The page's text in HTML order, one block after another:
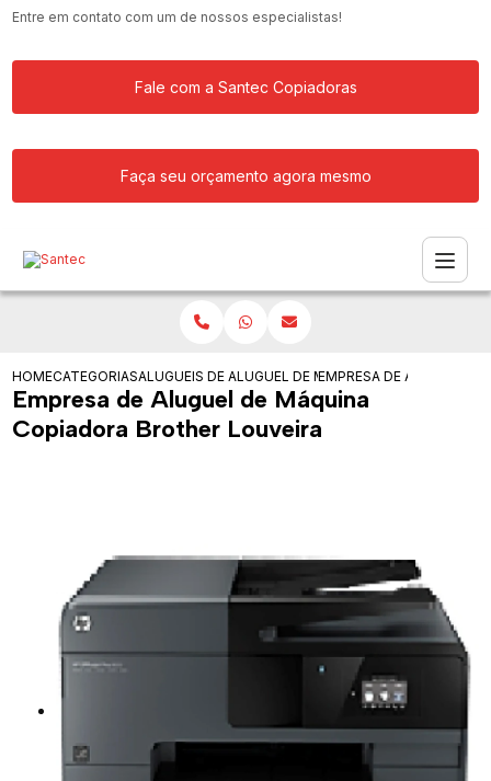
Entre em contato com um de nossos especialistas!
Fale com a Santec Copiadoras
Faça seu orçamento agora mesmo
HOMECATEGORIASALUGUEIS DE COPIADORASALUGUEL DE MAQUINA COPIADORA
EMPRESA DE ALUGUEL
Empresa de Aluguel de Máquina
Copiadora Brother Louveira